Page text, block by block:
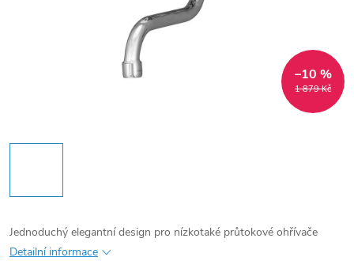
1 879 Kč
–10 %
Jednoduchý elegantní design pro nízkotaké průtokové ohřívače
Detailní informace